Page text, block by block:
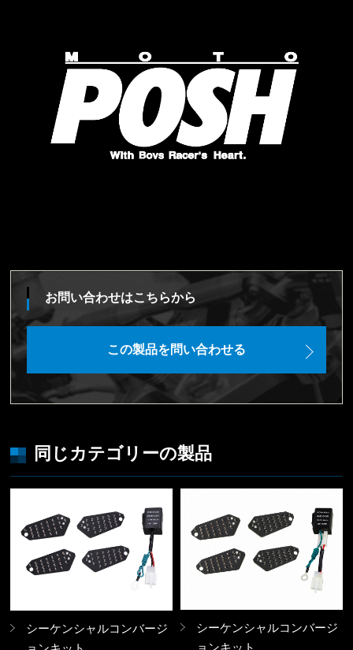
お問い合わせはこちらから
この製品を問い合わせる
同じカテゴリーの製品
シーケンシャルコンバージ
シーケンシャルコンバージ